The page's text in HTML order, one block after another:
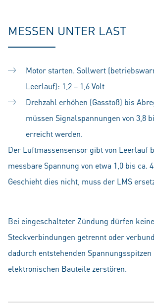
MESSEN UNTER LAST
Motor starten. Sollwert
Leerlauf): 1,2 – 1,6 Volt
Drehzahl erhöhen (Gasstoß) bis
müssen Signalspannungen von 3,8
erreicht werden.
Der Luftmassensensor gibt von Leerlauf
messbare Spannung von etwa 1,0 bis ca.
Geschieht dies nicht, muss der LMS
Bei eingeschalteter Zündung dürfen keine
Steckverbindungen getrennt oder
dadurch entstehenden
elektronischen Bauteile zerstören.